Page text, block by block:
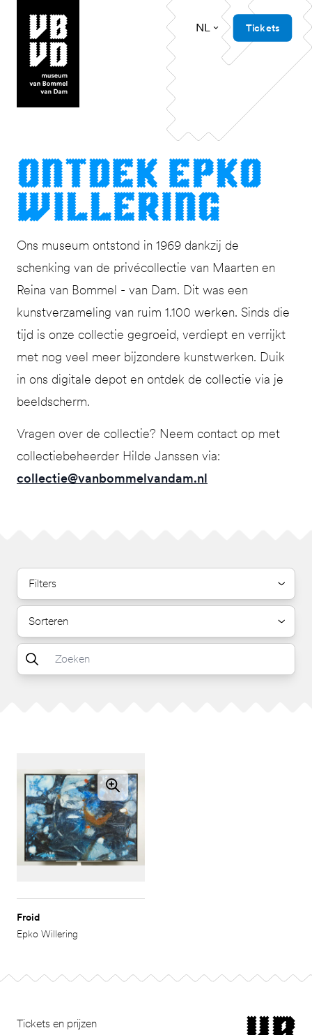
museum van Bommel van Dam
NL Tickets
Ont­dek Epko
Willering
Ons museum ontstond in 1969 dankzij de
schenking van de privécollectie van Maarten en
Reina van Bommel - van Dam. Dit was een
kunstverzameling van ruim 1.100 werken. Sinds die
tijd is onze collectie gegroeid, verdiept en verrijkt
met nog veel meer bijzondere kunstwerken. Duik
in ons digitale depot en ontdek de collectie via je
beeldscherm.
Vragen over de collectie? Neem contact op met
collectiebeheerder Hilde Janssen via:
collectie@vanbommelvandam.nl
Filters
Sorteren
Froid
Epko Willering
Tickets en prijzen museum van